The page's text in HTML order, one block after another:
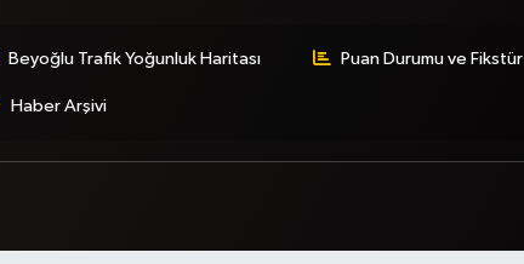
Beyoğlu Trafik Yoğunluk Haritası Puan Durumu ve Fikstür
Haber Arşivi